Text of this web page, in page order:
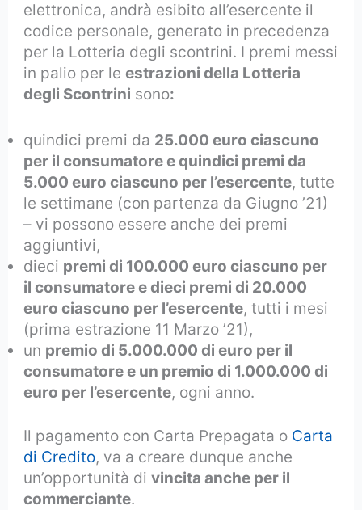
elettronica, andrà esibito all’esercente il
codice personale, generato in precedenza
per la Lotteria degli scontrini. I premi messi
in palio per leestrazioni della Lotteria
degli Scontrini sono:
quindici premi da 25.000 euro ciascuno
per il consumatore e quindici premi da
5.000 euro ciascuno per l’esercente, tutte
le settimane (con partenza da Giugno ’21)
– vi possono essere anche dei premi
aggiuntivi,
dieci premi di 100.000 euro ciascuno per
il consumatore e dieci premi di 20.000
euro ciascuno per l’esercente, tutti i mesi
(prima estrazione 11 Marzo ’21),
un premio di 5.000.000 di euro per il
consumatore e un premio di 1.000.000 di
euro per l’esercente, ogni anno.
Il pagamento con Carta Prepagata o Carta
di Credito, va a creare dunque anche
un’opportunità divincita anche per il
commerciante.